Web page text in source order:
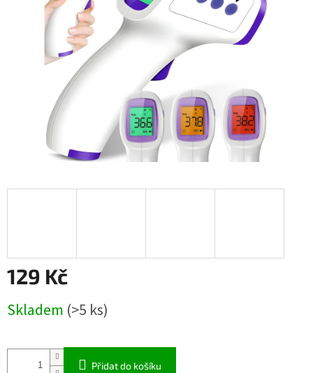
129 Kč
cena:
Skladem (>5 ks)
Přidat do košíku